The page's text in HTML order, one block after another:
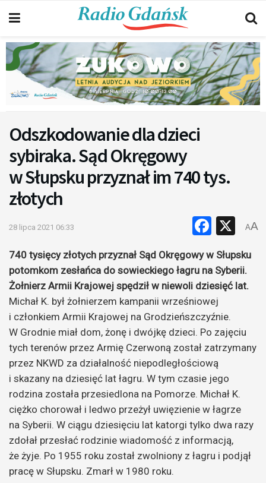
Odszkodowanie dla dzieci
sybiraka. Sąd Okręgowy
w Słupsku przyznał im 740 tys.
złotych
28 lipca 2021 06:33 X
AA
740 tysięcy złotych przyznał Sąd Okręgowy w Słupsku
potomkom zesłańca do sowieckiego łagru na Syberii.
Żołnierz Armii Krajowej spędził w niewoli dziesięć lat.
Michał K. był żołnierzem kampanii wrześniowej
i członkiem Armii Krajowej na Grodzieńszczyźnie.
W Grodnie miał dom, żonę i dwójkę dzieci. Po zajęciu
tych terenów przez Armię Czerwoną został zatrzymany
przez NKWD za działalność niepodległościową
i skazany na dziesięć lat łagru. W tym czasie jego
rodzina została przesiedlona na Pomorze. Michał K.
ciężko chorował i ledwo przeżył uwięzienie w łagrze
na Syberii. W ciągu dziesięciu lat katorgi tylko dwa razy
zdołał przesłać rodzinie wiadomość z informacją,
że żyje. Po 1955 roku został zwolniony z łagru i podjął
pracę w Słupsku. Zmarł w 1980 roku.